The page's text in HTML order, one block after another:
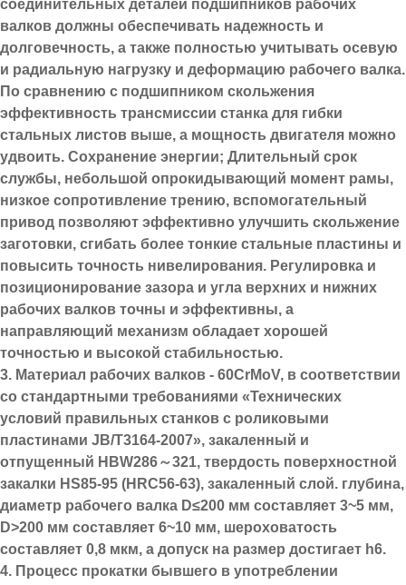
соединительных деталей подшипников рабочих
валков должны обеспечивать надежность и
долговечность, а также полностью учитывать осевую
и радиальную нагрузку и деформацию рабочего валка.
По сравнению с подшипником скольжения
эффективность трансмиссии станка для гибки
стальных листов выше, а мощность двигателя можно
удвоить. Сохранение энергии; Длительный срок
службы, небольшой опрокидывающий момент рамы,
низкое сопротивление трению, вспомогательный
привод позволяют эффективно улучшить скольжение
заготовки, сгибать более тонкие стальные пластины и
повысить точность нивелирования. Регулировка и
позиционирование зазора и угла верхних и нижних
рабочих валков точны и эффективны, а
направляющий механизм обладает хорошей
точностью и высокой стабильностью.
3. Материал рабочих валков - 60CrMoV, в соответствии
со стандартными требованиями «Технических
условий правильных станков с роликовыми
пластинами JB/T3164-2007», закаленный и
отпущенный HBW286～321, твердость поверхностной
закалки HS85-95 (HRC56-63), закаленный слой. глубина,
диаметр рабочего валка D≤200 мм составляет 3~5 мм,
D>200 мм составляет 6~10 мм, шероховатость
составляет 0,8 мкм, а допуск на размер достигает h6.
4. Процесс прокатки бывшего в употреблении